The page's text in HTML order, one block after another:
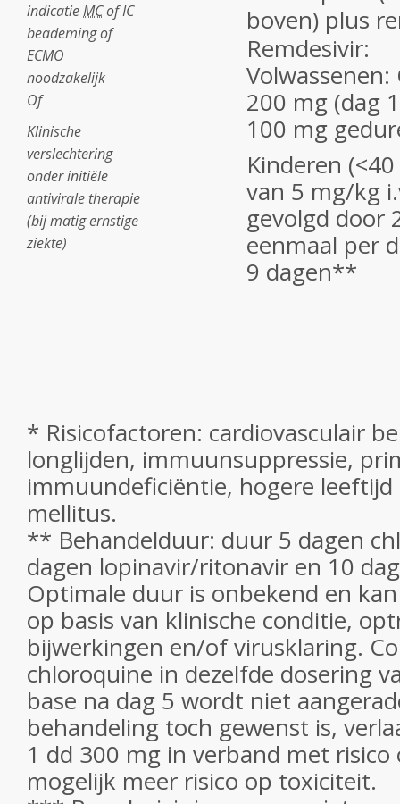
indicatieMCof IC
beademing of
ECMO
noodzakelijk
Of
Klinische
verslechtering
onder initiële
antivirale therapie
(bij matig ernstige
ziekte)
boven) plus
Remdesivir:
200 mg (dag
100 mg
Kinderen
van 5 mg/kg
gevolgd door
eenmaal per
9 dagen**
* Risicofactoren: cardiovasculair
longlijden, immuunsuppressie,
immuundeficiëntie, hogere leeftijd
mellitus.
** Behandelduur: duur 5 dagen
dagen lopinavir/ritonavir en 10
Optimale duur is onbekend en
op basis van klinische conditie,
bijwerkingen en/of virusklaring.
chloroquine in dezelfde dosering
base na dag 5 wordt niet
behandeling toch gewenst is,
1 dd 300 mg in verband met
mogelijk meer risico op toxiciteit.